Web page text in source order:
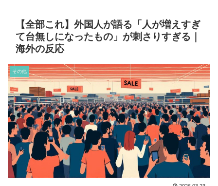
【全部これ】外国人が語る「人が増えすぎ
て台無しになったもの」が刺さりすぎる｜
海外の反応
その他